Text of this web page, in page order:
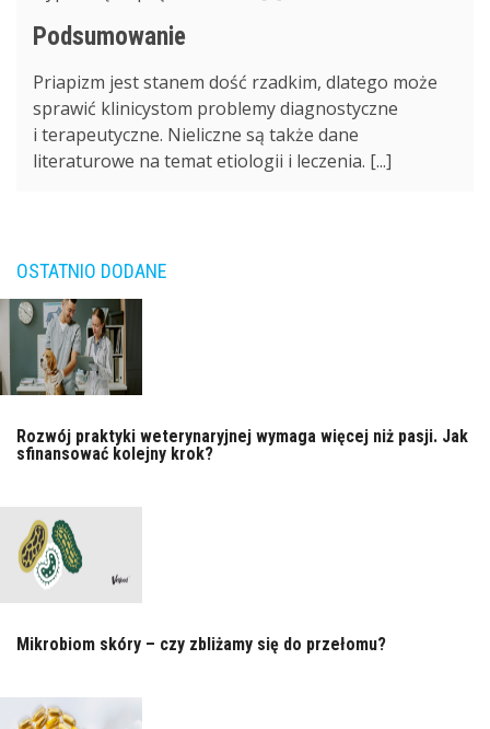
Podsumowanie
Priapizm jest stanem dość rzadkim, dlatego może
sprawić klinicystom problemy diagnostyczne
i terapeutyczne. Nieliczne są także dane
literaturowe na temat etiologii i leczenia. [...]
OSTATNIO DODANE
Rozwój praktyki weterynaryjnej wymaga więcej niż pasji. Jak
sfinansować kolejny krok?
Mikrobiom skóry – czy zbliżamy się do przełomu?